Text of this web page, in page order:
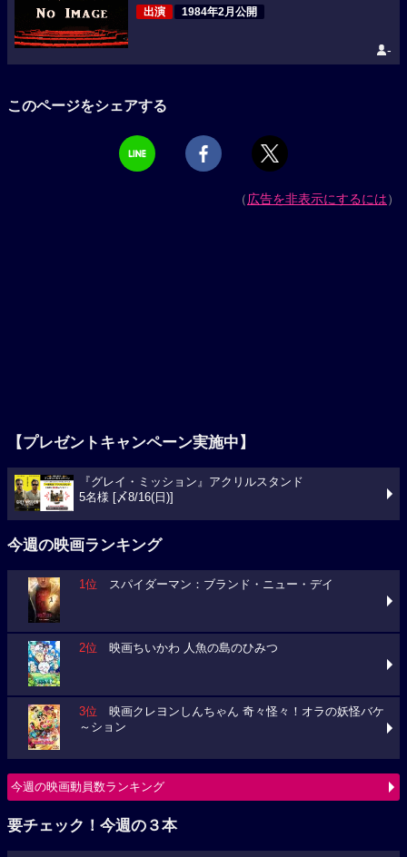
出演 1984年2月公開
-
このページをシェアする
（広告を非表示にするには）
【プレゼントキャンペーン実施中】
『グレイ・ミッション』アクリルスタンド
5名様 [〆8/16(日)]
今週の映画ランキング
1位 スパイダーマン：ブランド・ニュー・デイ
2位 映画ちいかわ 人魚の島のひみつ
3位 映画クレヨンしんちゃん 奇々怪々！オラの妖怪バケ
～ション
今週の映画動員数ランキング
要チェック！今週の３本